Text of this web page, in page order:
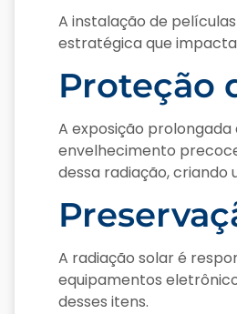
A instalação de
estratégica que
Proteção
A exposição prolongada
envelhecimento
dessa radiação, criando
A radiação solar é
equipamentos
desses itens.